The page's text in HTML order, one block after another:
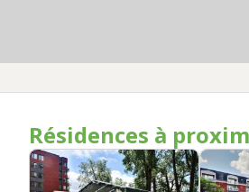
Résidences à